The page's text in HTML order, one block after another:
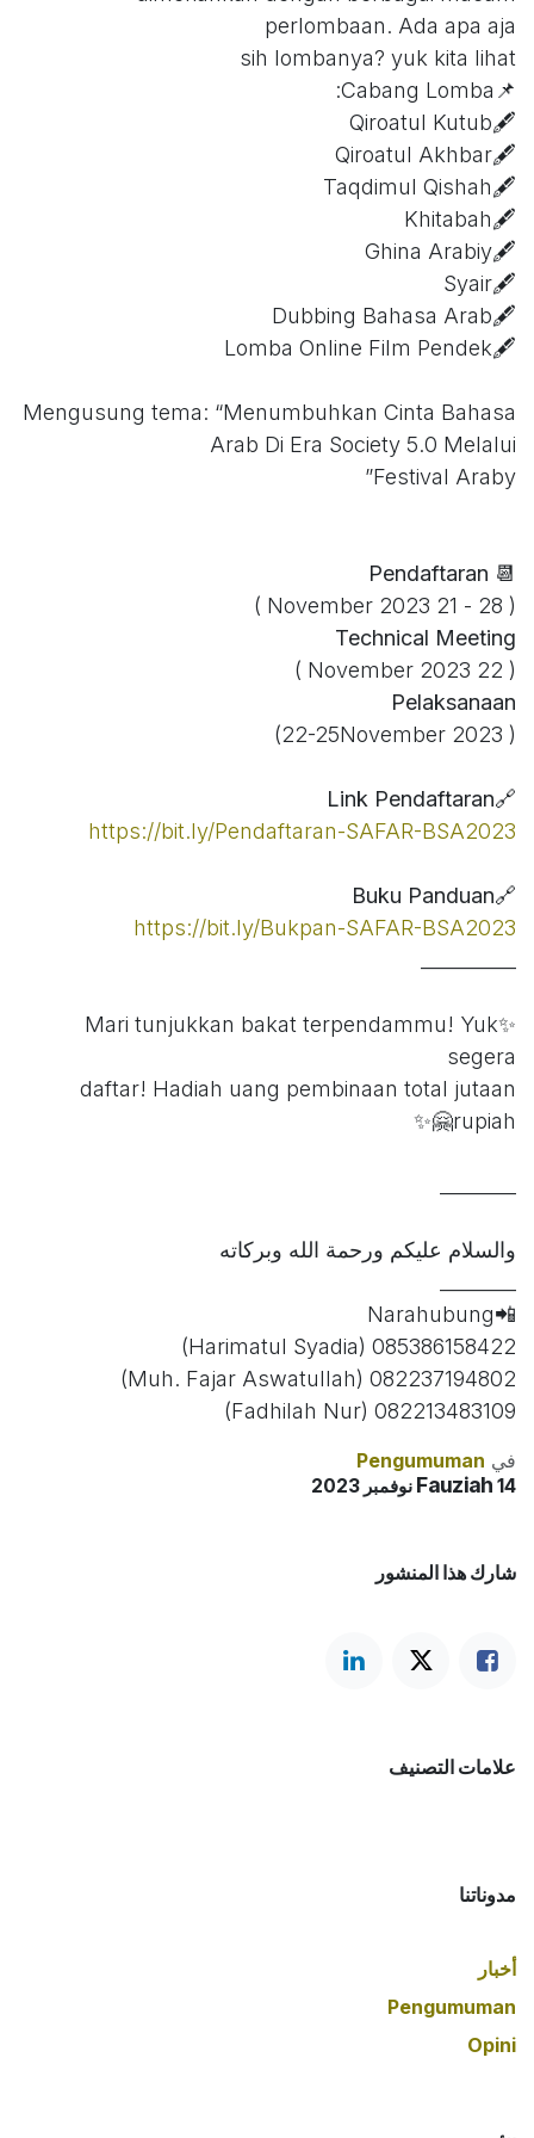
perlombaan. Ada apa aja
sih lombanya? yuk kita lihat
📌Cabang Lomba:
🖋Qiroatul Kutub
🖋Qiroatul Akhbar
🖋Taqdimul Qishah
🖋Khitabah
🖋Ghina Arabiy
🖋Syair
🖋Dubbing Bahasa Arab
🖋Lomba Online Film Pendek
Mengusung tema: “Menumbuhkan Cinta Bahasa
Arab Di Era Society 5.0 Melalui
Festival Araby”
📆
Pendaftaran
( 28 - 21 November 2023 )
Technical Meeting
( 22 November 2023 )
Pelaksanaan
( 22-25November 2023)
🔗Link Pendaftaran
https://bit.ly/Pendaftaran-SAFAR-BSA2023
🔗Buku Panduan
https://bit.ly/Bukpan-SAFAR-BSA2023
✨Mari tunjukkan bakat terpendammu! Yuk
segera
daftar! Hadiah uang pembinaan total jutaan
rupiah🤗✨
والسلام عليكم ورحمة الله وبركاته
📲Narahubung
085386158422 (Harimatul Syadia)
082237194802 (Muh. Fajar Aswatullah)
082213483109 (Fadhilah Nur)
في Pengumuman
Fauziah 14 نوفمبر 2023
شارك هذا المنشور
علامات التصنيف
مدوناتنا
أخبار
Pengumuman
Opini